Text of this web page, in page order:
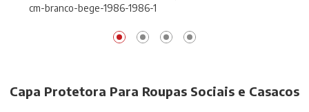
Capa Protetora Para Roupas Sociais e Casacos